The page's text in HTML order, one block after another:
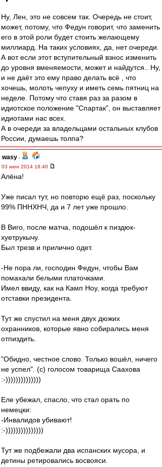
Ну, Лен, это не совсем так. Очередь не стоит,
может, потому, что Федун говорит, что заменить
его в этой роли будет стоить желающему
миллиард. На таких условиях, да, нет очереди.
А вот если этот вступительный взнос изменить
до уровня вменяемости, может и найдутся.. Ну,
и не даёт это ему право делать всё , что
хочешь, молоть чепуху и иметь семь пятниц на
неделе. Потому что ставя раз за разом в
идиотское положение "Спартак", он выставляет
идиотами нас всех.
А в очереди за владельцами остальных клубов
России, думаешь толпа?
wasy -
03 июн 2014 18:40
Алёна!
Уже писал тут, но повторю ещё раз, поскольку
99% ПННХНЧ, да и 7 лет уже прошло.
В Виго, после матча, подошёл к пиздюк-
хуетрукычу.
Был трезв и прилично одет.
-Не пора ли, господин Федун, чтобы Вам
помахали белыми платочками.
Имел ввиду, как на Камп Ноу, когда требуют
отставки президента.
Тут же спустил на меня двух дюжих
охранников, которые явно собирались меня
отпиздить.
"Обидно, честное слово. Только вошёл, ничего
не успел". (с) голосом товарища Саахова
:-))))))))))))))
Еле убежал, спасло, что стал орать по
немецки:
-Инвалидов убивают!
:-)))))))))))))))
Тут же подбежали два испанских мусора, и
детины ретировались восвояси.